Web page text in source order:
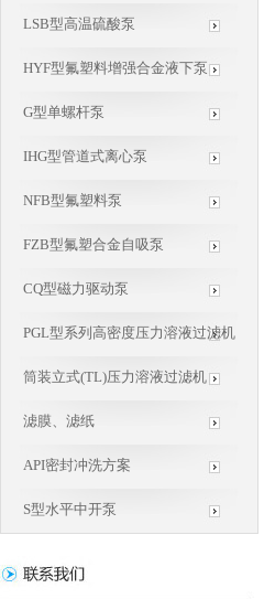
LSB型高温硫酸泵
HYF型氟塑料增强合金液下泵
G型单螺杆泵
IHG型管道式离心泵
NFB型氟塑料泵
FZB型氟塑合金自吸泵
CQ型磁力驱动泵
PGL型系列高密度压力溶液过滤机
筒装立式(TL)压力溶液过滤机
滤膜、滤纸
API密封冲洗方案
S型水平中开泵